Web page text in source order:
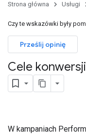
Strona główna Usługi
Czy te wskazówki były
Prześlij opinię
Cele
W kampaniach